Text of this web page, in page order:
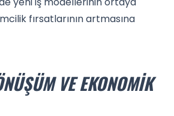
fırsatlarının artmasına
VE EKONOMIK